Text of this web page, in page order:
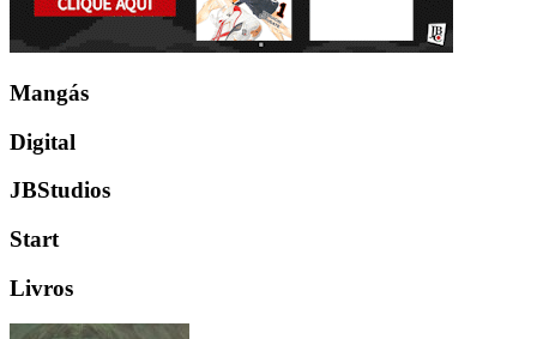
Mangás
Digital
JBStudios
Start
Livros